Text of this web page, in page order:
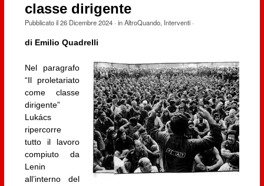
classe dirigente
Pubblicato il26 Dicembre 2024· inAltroQuando, Interventi·
di Emilio Quadrelli
Nel paragrafo
“Il proletariato
come classe
dirigente”
Lukács
ripercorre
tutto il lavoro
compiuto da
Lenin
all’interno del